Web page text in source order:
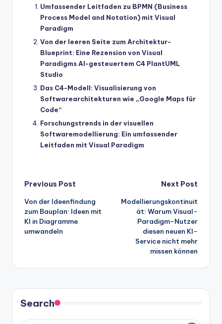
Umfassender Leitfaden zu BPMN (Business
Process Model and Notation) mit Visual
Paradigm
Von der leeren Seite zum Architektur-
Blueprint: Eine Rezension von Visual
Paradigms AI-gesteuertem C4 PlantUML
Studio
Das C4-Modell: Visualisierung von
Softwarearchitekturen wie „Google Maps für
Code“
Forschungstrends in der visuellen
Softwaremodellierung: Ein umfassender
Leitfaden mit Visual Paradigm
Post
navigation
Previous Post
Von der Ideenfindung
zum Bauplan: Ideen mit
KI in Diagramme
umwandeln
Next Post
Modellierungskontinuit
ät: Warum Visual-
Paradigm-Nutzer
diesen neuen KI-
Service nicht mehr
missen können
Search